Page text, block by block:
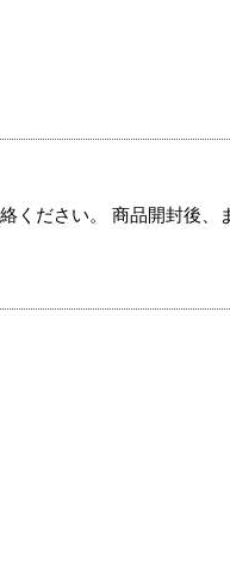
ください。 商品開封後、